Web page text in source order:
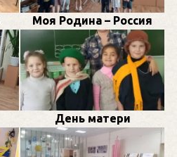
Моя Родина – Россия
День матери